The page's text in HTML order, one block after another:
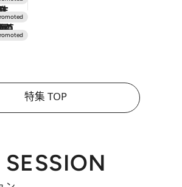
土の味
特集 TOP